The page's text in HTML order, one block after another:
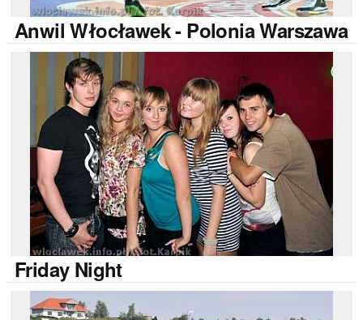
Anwil Włocławek - Polonia Warszawa
FridayNight